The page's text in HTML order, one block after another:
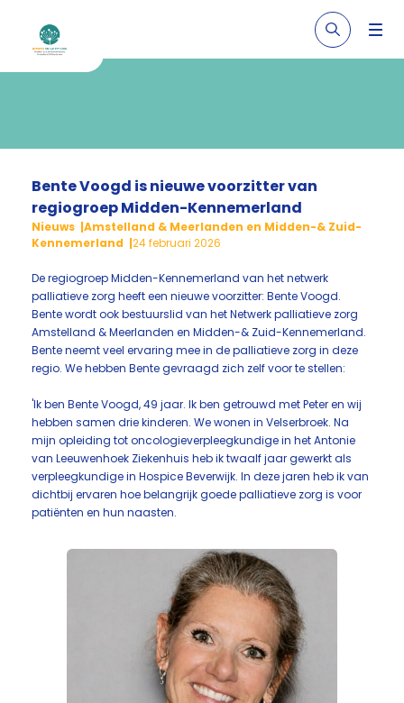
Bente Voogd is nieuwe voorzitter van
regiogroep Midden-Kennemerland
Nieuws Amstelland & Meerlanden en Midden-& Zuid-
Kennemerland
24 februari 2026
De regiogroep Midden-Kennemerland van het netwerk
palliatieve zorg heeft een nieuwe voorzitter: Bente Voogd.
Bente wordt ook bestuurslid van het Netwerk palliatieve zorg
Amstelland & Meerlanden en Midden-& Zuid-Kennemerland.
Bente neemt veel ervaring mee in de palliatieve zorg in deze
regio. We hebben Bente gevraagd zich zelf voor te stellen:
'Ik ben Bente Voogd, 49 jaar. Ik ben getrouwd met Peter en wij
hebben samen drie kinderen. We wonen in Velserbroek. Na
mijn opleiding tot oncologieverpleegkundige in het Antonie
van Leeuwenhoek Ziekenhuis heb ik twaalf jaar gewerkt als
verpleegkundige in Hospice Beverwijk. In deze jaren heb ik van
dichtbij ervaren hoe belangrijk goede palliatieve zorg is voor
patiënten en hun naasten.